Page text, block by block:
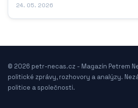
24. 05. 2026
© 2026 petr-necas.cz - Magazín Petrem
politické zprávy, rozhovory a analýzy.
politice a společnosti.